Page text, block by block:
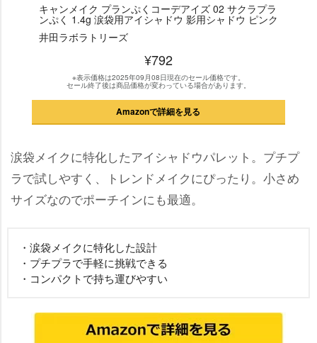
キャンメイク プランぷくコーデアイズ 02 サクラプラ
ンぷく 1.4g 涙袋用アイシャドウ 影用シャドウ ピンク
井田ラボラトリーズ
¥792
※表示価格は2025年09月08日現在のセール価格です。
セール終了後は商品価格が変わっている場合があります。
Amazonで詳細を見る
涙袋メイクに特化したアイシャドウパレット。プチプ
ラで試しやすく、トレンドメイクにぴったり。小さめ
サイズなのでポーチインにも最適。
・涙袋メイクに特化した設計
・プチプラで手軽に挑戦できる
・コンパクトで持ち運びやすい